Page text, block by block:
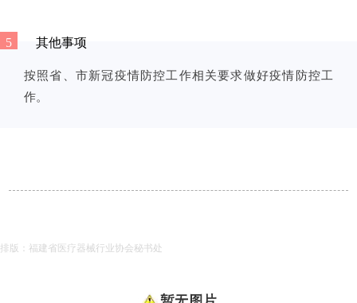
5 其他事项
按照省、市新冠疫情防控工作相关要求做好疫情防控工
作。
排版： 福建省医疗器械行业协会秘书处